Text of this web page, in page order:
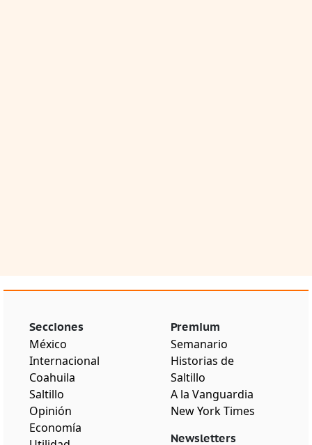
Secciones
México
Internacional
Coahuila
Saltillo
Opinión
Economía
Premium
Semanario
Historias de
Saltillo
A la Vanguardia
New York Times
Newsletters